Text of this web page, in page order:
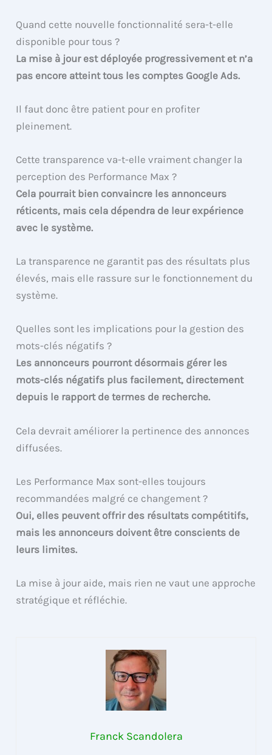
Quand cette nouvelle fonctionnalité sera-t-elle
disponible pour tous ?
La mise à jour est déployée progressivement et n’a
pas encore atteint tous les comptes Google Ads.
Il faut donc être patient pour en profiter
pleinement.
Cette transparence va-t-elle vraiment changer la
perception des Performance Max ?
Cela pourrait bien convaincre les annonceurs
réticents, mais cela dépendra de leur expérience
avec le système.
La transparence ne garantit pas des résultats plus
élevés, mais elle rassure sur le fonctionnement du
système.
Quelles sont les implications pour la gestion des
mots-clés négatifs ?
Les annonceurs pourront désormais gérer les
mots-clés négatifs plus facilement, directement
depuis le rapport de termes de recherche.
Cela devrait améliorer la pertinence des annonces
diffusées.
Les Performance Max sont-elles toujours
recommandées malgré ce changement ?
Oui, elles peuvent offrir des résultats compétitifs,
mais les annonceurs doivent être conscients de
leurs limites.
La mise à jour aide, mais rien ne vaut une approche
stratégique et réfléchie.
Franck Scandolera